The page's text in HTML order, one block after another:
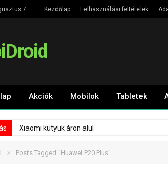
7 Kezdőlap Felhasználási feltételek
Akciók Mobilok Tabletek
Xiaomi kütyük áron alul
» Posts Tagged "Huawei P20 Plus"